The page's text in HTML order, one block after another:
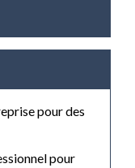
pour des
pour